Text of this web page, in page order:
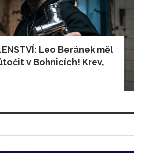
Leo Beránek měl
v Bohnicích! Krev,